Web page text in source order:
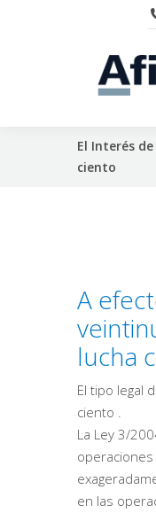
El Interés
ciento
A
lucha
El tipo legal
ciento .
La Ley 3/
en las